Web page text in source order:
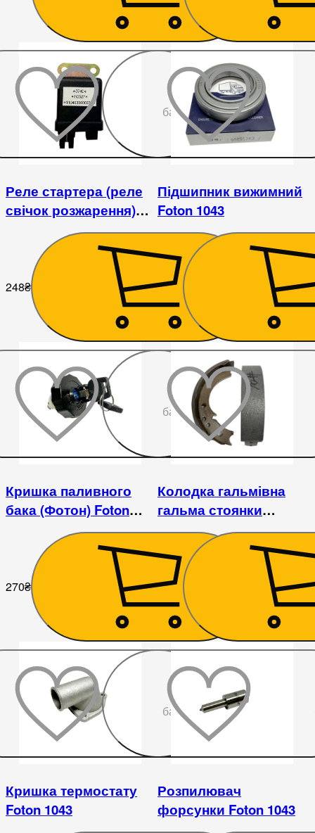
До
бажаного
Реле стартера (реле
свічок розжарення)
FOTON 1043
248₴
Підшипник вижимний
Foton 1043
248₴
До
бажаного
Кришка паливного
бака (Фотон) Foton
1043, 1046, 1049
270₴
Колодка гальмівна
гальма стоянки
(ручника) FOTON 1043,
315₴
бажаного
Кришка термостату
Foton 1043
Розпилювач
форсунки Foton 1043